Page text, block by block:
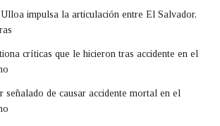
impulsa la articulación entre El Salvador,
críticas que le hicieron tras accidente en el
señalado de causar accidente mortal en el